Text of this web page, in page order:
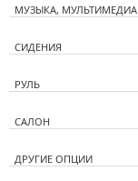
МУЗЫКА, МУЛЬТИМЕДИА
СИДЕНИЯ
РУЛЬ
САЛОН
ДРУГИЕ ОПЦИИ